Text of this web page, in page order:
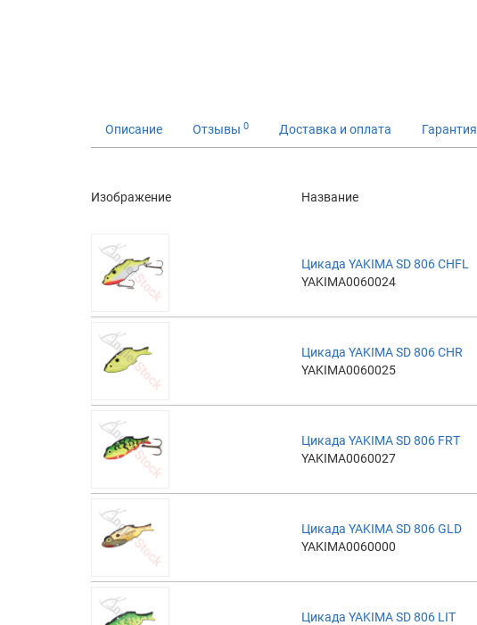
Описание Отзывы 0 Доставка и оплата Гарантия
Изображение Название
Цикада YAKIMA SD 806 CHFL
YAKIMA0060024
Цикада YAKIMA SD 806 CHR
YAKIMA0060025
Цикада YAKIMA SD 806 FRT
YAKIMA0060027
Цикада YAKIMA SD 806 GLD
YAKIMA0060000
Цикада YAKIMA SD 806 LIT